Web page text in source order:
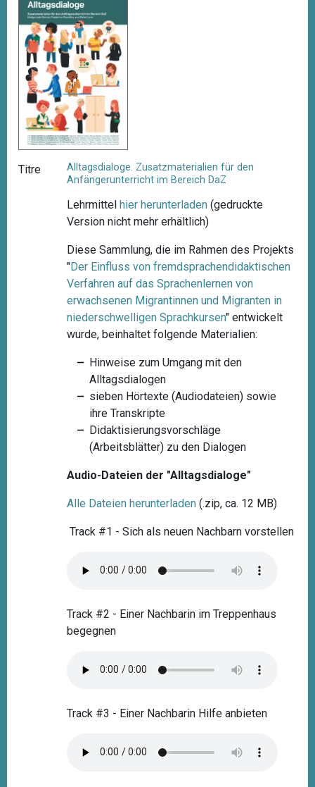
Titre
Alltagsdialoge. Zusatzmaterialien für den
Anfängerunterricht im Bereich DaZ
Lehrmittelhier herunterladen (gedruckte
Version nicht mehr erhältlich)
Diese Sammlung, die im Rahmen des Projekts
"Der Einfluss von fremdsprachendidaktischen
Verfahren auf das Sprachenlernen von
erwachsenen Migrantinnen und Migranten in
niederschwelligenSprachkursen"entwickelt
wurde, beinhaltet folgende Materialien:
Hinweise zum Umgang mit den
Alltagsdialogen
sieben Hörtexte (Audiodateien) sowie
ihre Transkripte
Didaktisierungsvorschläge
(Arbeitsblätter) zu den Dialogen
Audio-Dateien der "Alltagsdialoge"
Alle Dateien herunterladen (.zip, ca. 12 MB)
Track #1 - Sich als neuen Nachbarn vorstellen
Track #2 - Einer Nachbarin im Treppenhaus
begegnen
Track #3 - Einer Nachbarin Hilfe anbieten